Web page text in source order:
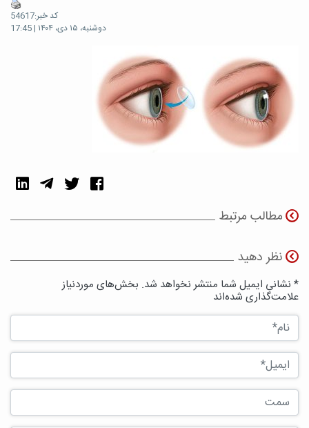
کد خبر:54617
دوشنبه، ۱۵ دی، ۱۴۰۴ | 17:45
مطالب مرتبط
نظر دهید
* نشانی ایمیل شما منتشر نخواهد شد. بخش‌های موردنیاز
علامت‌گذاری شده‌اند